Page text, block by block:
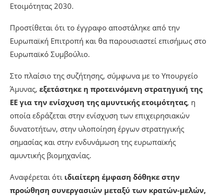
Ετοιμότητας 2030.
Προστίθεται ότι το έγγραφο αποστάληκε από την
Ευρωπαϊκή Επιτροπή και θα παρουσιαστεί επισήμως στο
Ευρωπαϊκό Συμβούλιο.
Στο πλαίσιο της συζήτησης, σύμφωνα με το Υπουργείο
Άμυνας, εξετάστηκε η προτεινόμενη στρατηγική της
ΕΕ για την ενίσχυση της αμυντικής ετοιμότητας, η
οποία εδράζεται στην ενίσχυση των επιχειρησιακών
δυνατοτήτων, στην υλοποίηση έργων στρατηγικής
σημασίας και στην ενδυνάμωση της ευρωπαϊκής
αμυντικής βιομηχανίας.
Αναφέρεται ότι ιδιαίτερη έμφαση δόθηκε στην
προώθηση συνεργασιών μεταξύ των κρατών-μελών,